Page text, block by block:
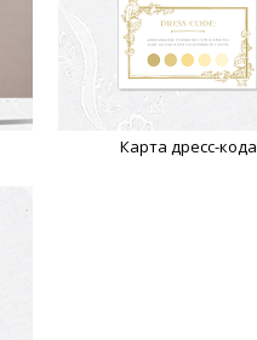
Карта дресс-кода